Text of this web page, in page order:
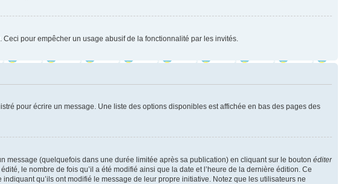
pour empêcher un usage abusif de la fonctionnalité par les invités.
pour écrire un message. Une liste des options disponibles est affichée en bas des pages des
message (quelquefois dans une durée limitée après sa publication) en cliquant sur le bouton éditer
le nombre de fois qu’il a été modifié ainsi que la date et l’heure de la dernière édition. Ce
qu’ils ont modifié le message de leur propre initiative. Notez que les utilisateurs ne